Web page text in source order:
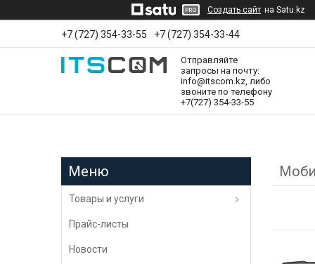
Создать сайт на Satu.kz
+7 (727) 354-33-55 +7 (727) 354-33-44
Отправляйте
запросы на почту:
info@itscom.kz, либо
звоните по телефону
+7(727) 354-33-55
Товары и услуги
Прайс-листы
Новости